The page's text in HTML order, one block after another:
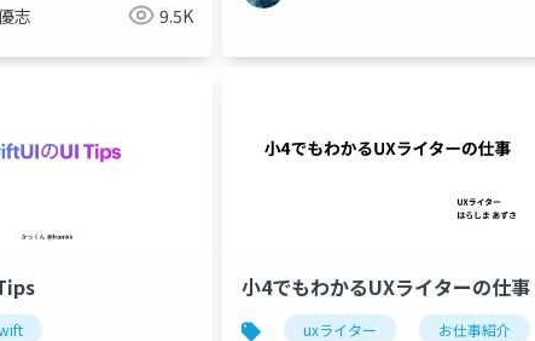
志 9.5K
小4でもわかるUXライターの仕事
uxライター お仕事紹介